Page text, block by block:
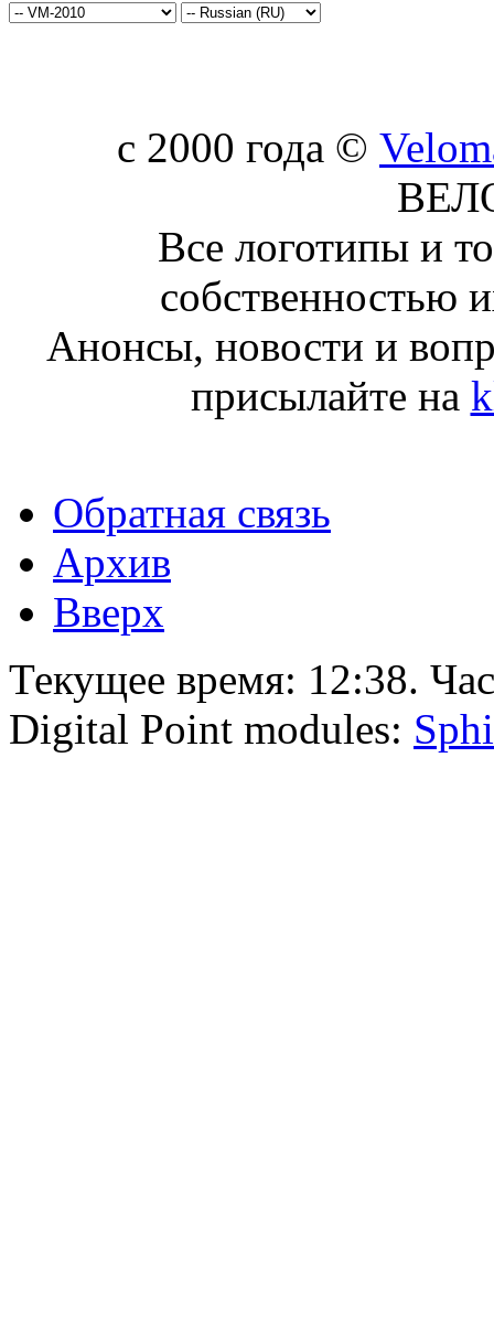
c 2000 года ©
Все логотипы и
собственностью
Анонсы, новости и
присылайте на
Обратная связь
Архив
Вверх
Текущее время: 12:38.
Digital Point modules: